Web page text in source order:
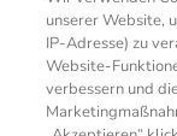
©
unserer Website,
IP-Adresse) zu
Website-
verbessern und